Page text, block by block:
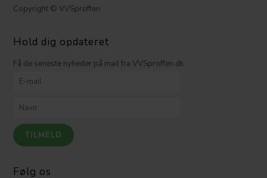
Copyright © VVSproffen
Hold dig opdateret
Få de seneste nyheder på mail fra VVSproffen.dk
Følg os